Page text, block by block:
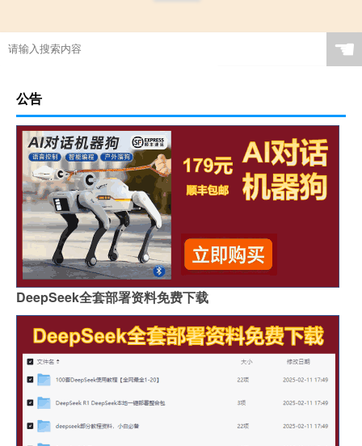
☚
公告
DeepSeek全套部署资料免费下载